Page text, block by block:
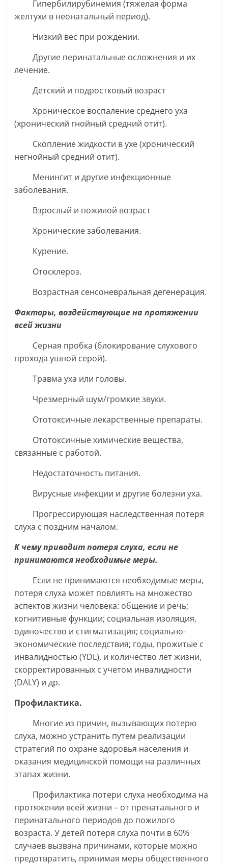
Гипербилирубинемия (тяжелая форма
желтухи в неонатальный период).
Низкий вес при рождении.
Другие перинатальные осложнения и их
лечение.
Детский и подростковый возраст
Хроническое воспаление среднего уха
(хронический гнойный средний отит).
Скопление жидкости в ухе (хронический
негнойный средний отит).
Менингит и другие инфекционные
заболевания.
Взрослый и пожилой возраст
Хронические заболевания.
Курение.
Отосклероз.
Возрастная сенсоневральная дегенерация.
Факторы, воздействующие на протяжении
всей жизни
Серная пробка (блокирование слухового
прохода ушной серой).
Травма уха или головы.
Чрезмерный шум/громкие звуки.
Ототоксичные лекарственные препараты.
Ототоксичные химические вещества,
связанные с работой.
Недостаточность питания.
Вирусные инфекции и другие болезни уха.
Прогрессирующая наследственная потеря
слуха с поздним началом.
К чему приводит потеря слуха, если не
принимаются необходимые меры.
Если не принимаются необходимые меры,
потеря слуха может повлиять на множество
аспектов жизни человека: общение и речь;
когнитивные функции; социальная изоляция,
одиночество и стигматизация; социально-
экономические последствия; годы, прожитые с
инвалидностью (YDL), и количество лет жизни,
скорректированных с учетом инвалидности
(DALY) и др.
Профилактика.
Многие из причин, вызывающих потерю
слуха, можно устранить путем реализации
стратегий по охране здоровья населения и
оказания медицинской помощи на различных
этапах жизни.
Профилактика потери слуха необходима на
протяжении всей жизни – от пренатального и
перинатального периодов до пожилого
возраста. У детей потеря слуха почти в 60%
случаев вызвана причинами, которые можно
предотвратить, принимая меры общественного